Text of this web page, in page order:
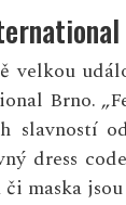
velkou
Brno.
slavností
dress
maska